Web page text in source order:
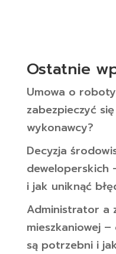
Ostatnie
Umowa o
zabezpieczyć
wykonawcy?
Decyzja
deweloperskich
i jak uniknąć
Administrator a
mieszkaniowej
są potrzebni i